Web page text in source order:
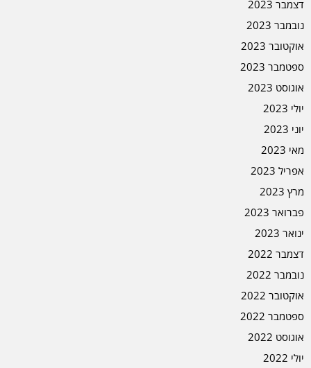
דצמבר 2023
נובמבר 2023
אוקטובר 2023
ספטמבר 2023
אוגוסט 2023
יולי 2023
יוני 2023
מאי 2023
אפריל 2023
מרץ 2023
פברואר 2023
ינואר 2023
דצמבר 2022
נובמבר 2022
אוקטובר 2022
ספטמבר 2022
אוגוסט 2022
יולי 2022